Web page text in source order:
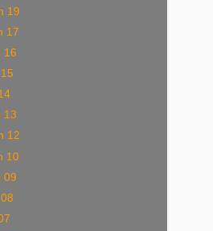
19
17
16
13
12
10
09